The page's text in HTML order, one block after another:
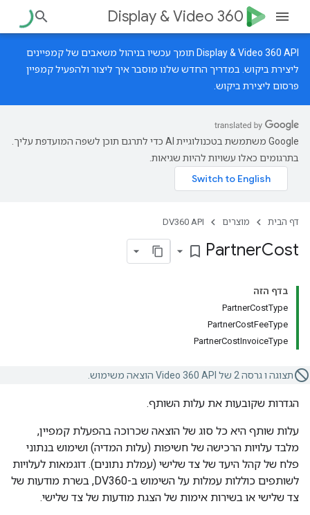
Display & Video 360
‫Display & Video 360 API תומך עכשיו בניהול משאבים של קמפיינים
ליצירת ביקוש. במדריך החדש שלנו מוסבר איך ליצור ולהפעיל קמפיין
פרסום ליצירת ביקוש.
‫Google משתמשת בטכנולוגיית AI כדי לתרגם תוכן לשפה המועדפת עליך.
בתרגומים כאלו עשויות להיות שגיאות.
דף הבית מוצרים DV360 API
PartnerCost
bookmark_border
בדף הזה
PartnerCostType
PartnerCostFeeType
PartnerCostInvoiceType
תצוגה ו גרסה 2 של Video 360 API הוצאה משימוש.
הגדרות שקובעות את עלות השותף.
עלות שותף היא כל סוג של הוצאה שכרוכה בהפעלת קמפיין,
מלבד עלויות הרכישה של חשיפות (עלות המדיה) ושימוש בנתוני
פלח של קהל היעד של צד שלישי (עמלת נתונים). דוגמאות לעלויות
לשותפים כוללות עמלות על השימוש ב-DV360, בשרת מודעות של
צד שלישי או בשירות אימות של הצגת מודעות של צד שלישי.